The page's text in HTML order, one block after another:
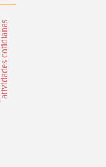
atividades cotidianas